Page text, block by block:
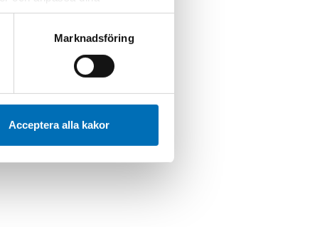
webbplatsen och de tjänster
kan du alltid radera dem
Marknadsföring
Acceptera alla kakor